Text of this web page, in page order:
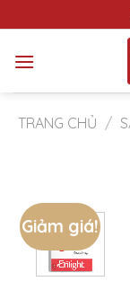
to
content
TRANG CHỦ /
Giảm giá!